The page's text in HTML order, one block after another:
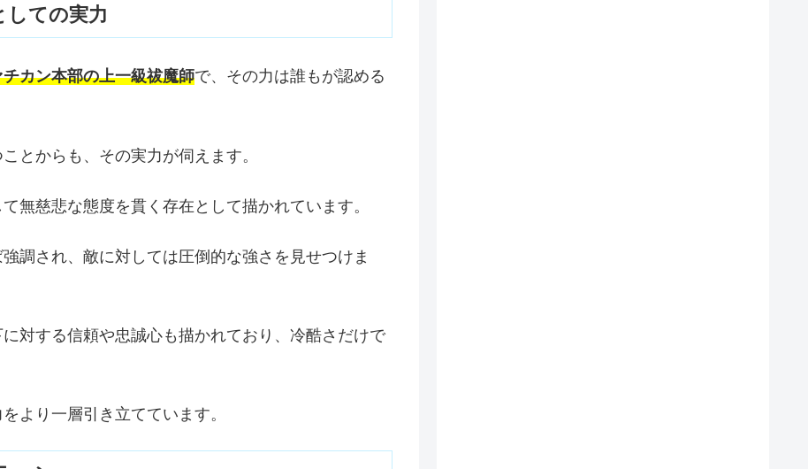
しての実力
チカン本部の上一級祓魔師で、その力は誰もが認める
とからも、その実力が伺えます。
無慈悲な態度を貫く存在として描かれています。
調され、敵に対しては圧倒的な強さを見せつけま
対する信頼や忠誠心も描かれており、冷酷さだけで
より一層引き立てています。